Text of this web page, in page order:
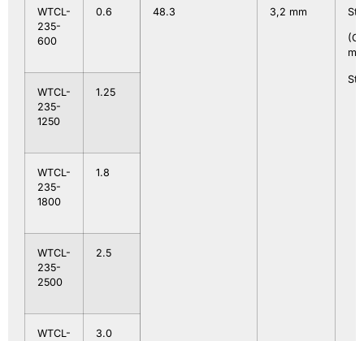
WTCL-
235-
600
0.6 48.3 3,2 mm
mit
WTCL-
235-
1250
1.25
WTCL-
235-
1800
1.8
WTCL-
235-
2500
2.5
WTCL-
3.0